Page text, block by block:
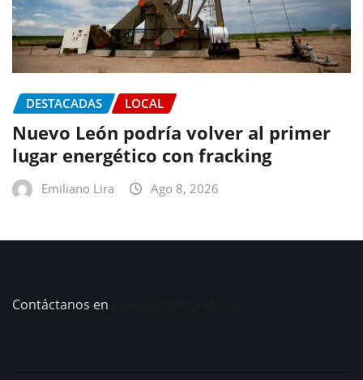
DESTACADAS LOCAL
Nuevo León podría volver al primer
lugar energético con fracking
Emiliano Lira Ago 8, 2026
Contáctanos en